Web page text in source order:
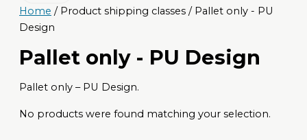
Home / Product shipping classes / Pallet only - PU
Design
Pallet only - PU Design
Pallet only – PU Design.
No products were found matching your selection.